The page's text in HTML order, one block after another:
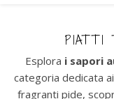
PIATTI
Esplora i sapori
categoria dedicata
fragranti pide,